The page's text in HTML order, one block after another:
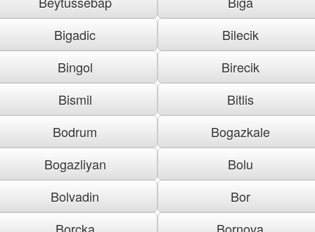
Bigadic
Bilecik
Bingol
Birecik
Bismil
Bitlis
Bodrum
Bogazkale
Bogazliyan
Bolu
Bolvadin
Bor